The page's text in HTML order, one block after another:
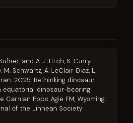
and A. J. Fitch, K. Curry
M. Schwartz, A. LeClair-Diaz, L.
2025. Rethinking dinosaur
equatorial dinosaur-bearing
Carnian Popo Agie FM, Wyoming,
of the Linnean Society